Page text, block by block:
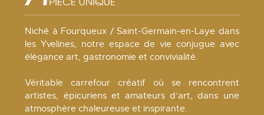
Niché à Fourqueux / Saint-Germain-en-Laye dans
les Yvelines, notre espace de vie conjugue avec
élégance art, gastronomie et convivialité.
Véritable carrefour créatif où se rencontrent
artistes, épicuriens et amateurs d’art, dans une
atmosphère chaleureuse et inspirante.